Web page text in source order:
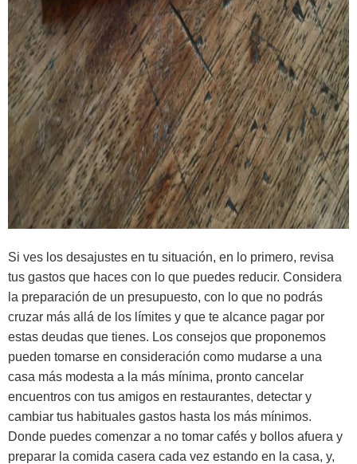
Si ves los desajustes en tu situación, en lo primero, revisa
tus gastos que haces con lo que puedes reducir. Considera
la preparación de un presupuesto, con lo que no podrás
cruzar más allá de los límites y que te alcance pagar por
estas deudas que tienes. Los consejos que proponemos
pueden tomarse en consideración como mudarse a una
casa más modesta a la más mínima, pronto cancelar
encuentros con tus amigos en restaurantes, detectar y
cambiar tus habituales gastos hasta los más mínimos.
Donde puedes comenzar a no tomar cafés y bollos afuera y
preparar la comida casera cada vez estando en la casa, y,